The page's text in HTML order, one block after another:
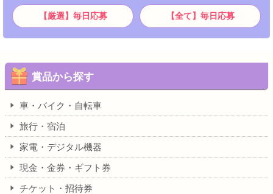
【厳選】毎日応募 【全て】毎日応募
賞品から探す
車・バイク・自転車
旅行・宿泊
家電・デジタル機器
現金・金券・ギフト券
チケット・招待券